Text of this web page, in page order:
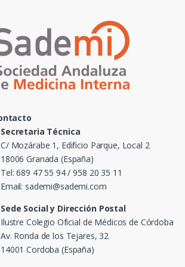
Secretaria Técnica
C/ Mozárabe 1, Edificio Parque, Local 2
18006 Granada (España)
Tel: 689 47 55 94 / 958 20 35 11
Email: sademi@sademi.com
Sede Social y Dirección Postal
Ilustre Colegio Oficial de Médicos de Córdoba
Av. Ronda de los Tejares, 32
14001 Cordoba (España)